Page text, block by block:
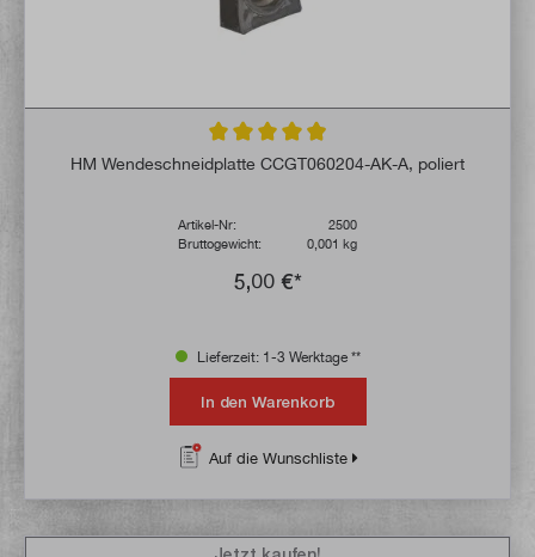
Durchschnittliche Bewertung von 4.9 von
HM Wendeschneidplatte CCGT060204-AK-A, poliert
Artikel-Nr:
2500
Bruttogewicht:
0,001 kg
5,00 €*
Lieferzeit: 1-3 Werktage **
In den Warenkorb
Auf die Wunschliste